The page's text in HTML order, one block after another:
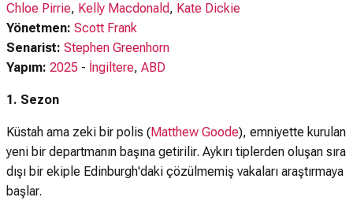
Chloe Pirrie, Kelly Macdonald, Kate Dickie
Yönetmen: Scott Frank
Senarist: Stephen Greenhorn
Yapım: 2025 - İngiltere, ABD
1. Sezon
Küstah ama zeki bir polis (Matthew Goode), emniyette kurulan
yeni bir departmanın başına getirilir. Aykırı tiplerden oluşan sıra
dışı bir ekiple Edinburgh'daki çözülmemiş vakaları araştırmaya
başlar.